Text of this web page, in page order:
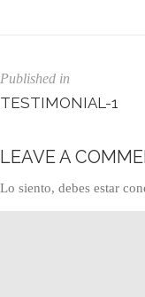
Published in
TESTIMONIAL-1
LEAVE A
Lo siento, debes estar